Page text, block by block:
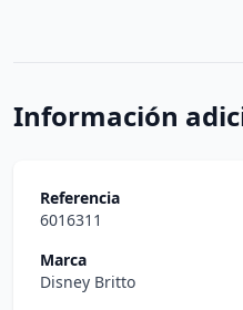
Información
Referencia
6016311
Marca
Disney Britto